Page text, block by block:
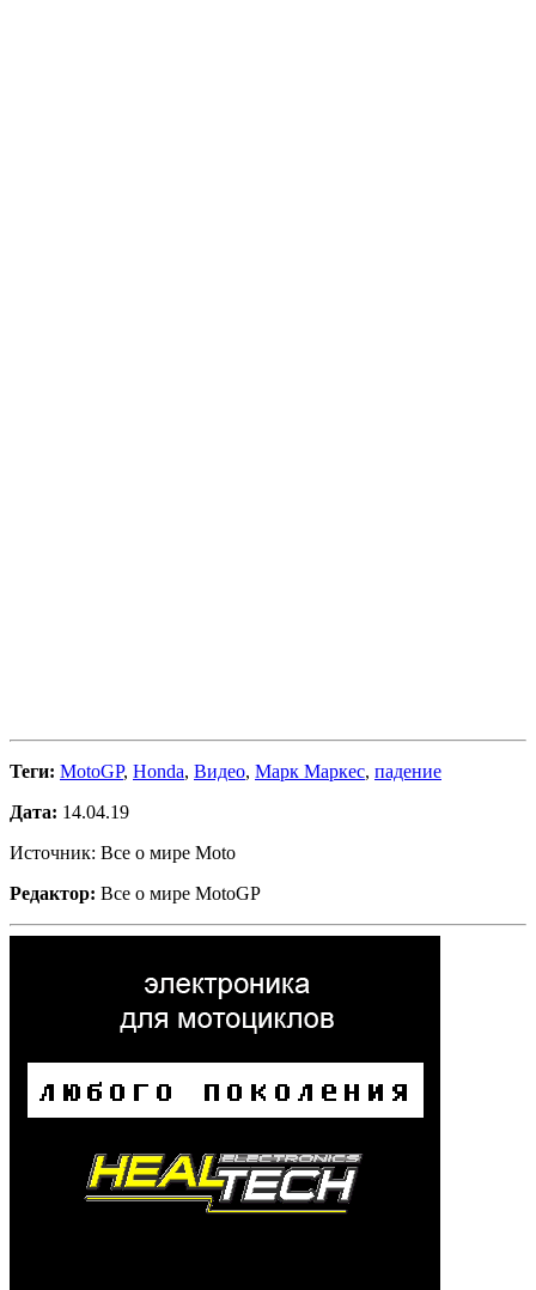
Теги: MotoGP, Honda, Видео, Марк Маркес, падение
Дата: 14.04.19
Источник: Все о мире Moto
Редактор: Все о мире MotoGP